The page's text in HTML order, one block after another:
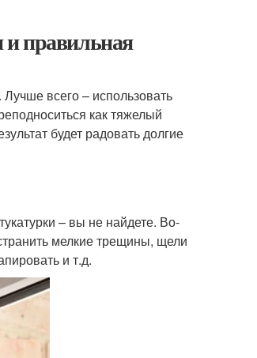
правильная
всего – использовать
как тяжелый
будет радовать долгие
– вы не найдете. Во-
мелкие трещины, щели
и т.д.